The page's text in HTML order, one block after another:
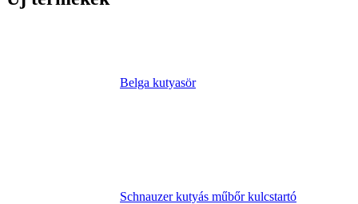
Belga kutyasör
Schnauzer kutyás műbőr kulcstartó